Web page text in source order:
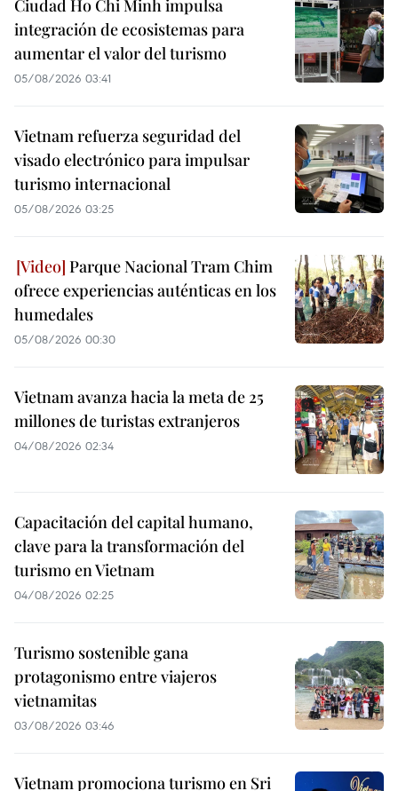
Ciudad Ho Chi Minh impulsa
integración de ecosistemas para
aumentar el valor del turismo
05/08/2026 03:41
Vietnam refuerza seguridad del
visado electrónico para impulsar
turismo internacional
05/08/2026 03:25
Parque Nacional Tram Chim
ofrece experiencias auténticas en los
humedales
05/08/2026 00:30
Vietnam avanza hacia la meta de 25
millones de turistas extranjeros
04/08/2026 02:34
Capacitación del capital humano,
clave para la transformación del
turismo en Vietnam
04/08/2026 02:25
Turismo sostenible gana
protagonismo entre viajeros
vietnamitas
03/08/2026 03:46
Vietnam promociona turismo en Sri